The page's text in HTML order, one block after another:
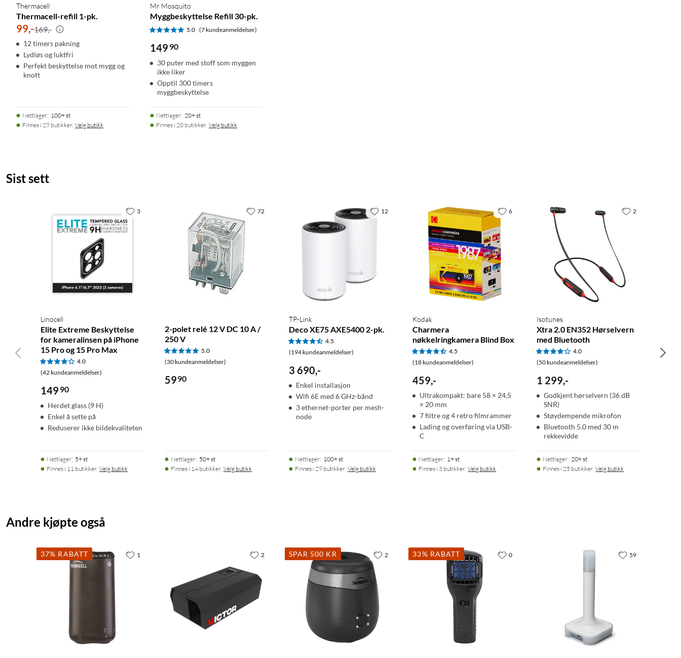
Thermacell
Thermacell-refill 1-pk.
99,-169,-
12 timers pakning
Lydløs og luktfri
Perfekt beskyttelse mot mygg og
knott
Nettlager: 100+ st
Finnes i 29 butikker. Velg butikk
Mr Mosquito
Myggbeskyttelse Refill 30-pk.
5.0 (7 kundeanmeldelser)
149 90
30 puter med stoff som myggen
ikke liker
Opptil 300 timers
myggbeskyttelse
Nettlager: 20+ st
Finnes i 20 butikker. Velg butikk
Sist sett
Linocell
Elite Extreme Beskyttelse
for kameralinsen på iPhone
15 Pro og 15 Pro Max
4.0
(42 kundeanmeldelser)
149 90
Herdet glass (9 H)
Enkel å sette på
Reduserer ikke bildekvaliteten
Nettlager: 5+ st
Finnes i 11 butikker. Velg butikk
3
2-polet relé 12 V DC 10 A /
250 V
5.0
(30 kundeanmeldelser)
5990
Nettlager: 50+ st
Finnes i 14 butikker. Velg butikk
72
TP-Link
Deco XE75 AXE5400 2-pk.
4.5
(194 kundeanmeldelser)
3 690,-
Enkel installasjon
Wifi 6E med 6 GHz-bånd
3 ethernet-porter per mesh-
node
Nettlager: 100+ st
Finnes i 29 butikker. Velg butikk
12
Kodak
Charmera
nøkkelringkamera Blind Box
4.5
(18 kundeanmeldelser)
459,-
Ultrakompakt: bare 58 × 24,5
× 20 mm
7 filtre og 4 retro filmrammer
Lading og overføring via USB-
C
Nettlager: 1+ st
Finnes i 3 butikker. Velg butikk
6
Isotunes
Xtra 2.0 EN352 Hørselvern
med Bluetooth
4.0
(50 kundeanmeldelser)
1 299,-
Godkjent hørselvern (36 dB
SNR)
Støydempende mikrofon
Bluetooth 5.0 med 30 m
rekkevidde
Nettlager: 20+ st
Finnes i 25 butikker. Velg butikk
2
Andre kjøpte også
37% RABATT 1 2 SPAR 500 KR 2 33% RABATT 0 59